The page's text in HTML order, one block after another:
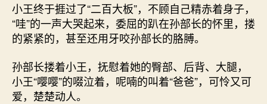
小王终于捱过了“二百大板”，不顾自己精赤着身子，
“哇”的一声大哭起来，委屈的趴在孙部长的怀里，搂
的紧紧的，甚至还用牙咬孙部长的胳膊。
孙部长搂着小王，抚慰着她的臀部、后背、大腿，
小王“嘤嘤”的啜泣着，呢喃的叫着“爸爸”，可怜又可
爱，楚楚动人。